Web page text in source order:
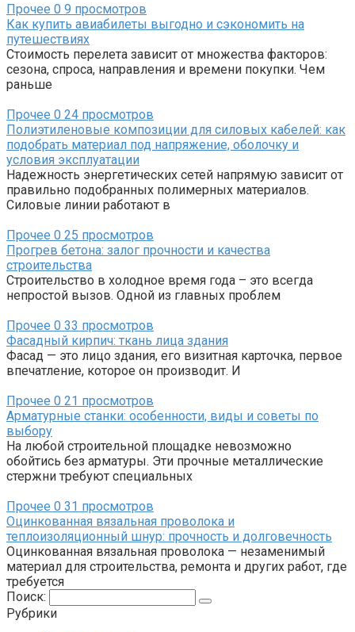
Прочее 0 9 просмотров
Как купить авиабилеты выгодно и сэкономить на
путешествиях
Стоимость перелета зависит от множества факторов:
сезона, спроса, направления и времени покупки. Чем
раньше
Прочее 0 24 просмотров
Полиэтиленовые композиции для силовых кабелей: как
подобрать материал под напряжение, оболочку и
условия эксплуатации
Надежность энергетических сетей напрямую зависит от
правильно подобранных полимерных материалов.
Силовые линии работают в
Прочее 0 25 просмотров
Прогрев бетона: залог прочности и качества
строительства
Строительство в холодное время года – это всегда
непростой вызов. Одной из главных проблем
Прочее 0 33 просмотров
Фасадный кирпич: ткань лица здания
Фасад — это лицо здания, его визитная карточка, первое
впечатление, которое он производит. И
Прочее 0 21 просмотров
Арматурные станки: особенности, виды и советы по
выбору
На любой строительной площадке невозможно
обойтись без арматуры. Эти прочные металлические
стержни требуют специальных
Прочее 0 31 просмотров
Оцинкованная вязальная проволока и
теплоизоляционный шнур: прочность и долговечность
Оцинкованная вязальная проволока — незаменимый
материал для строительства, ремонта и других работ, где
требуется
Поиск:
Рубрики